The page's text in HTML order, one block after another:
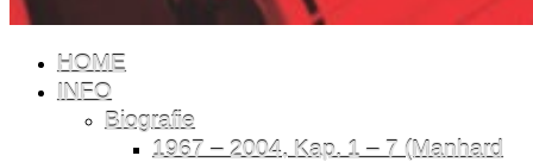
HOME
INFO
Biografie
1967 – 2004, Kap. 1 – 7 (Manhard